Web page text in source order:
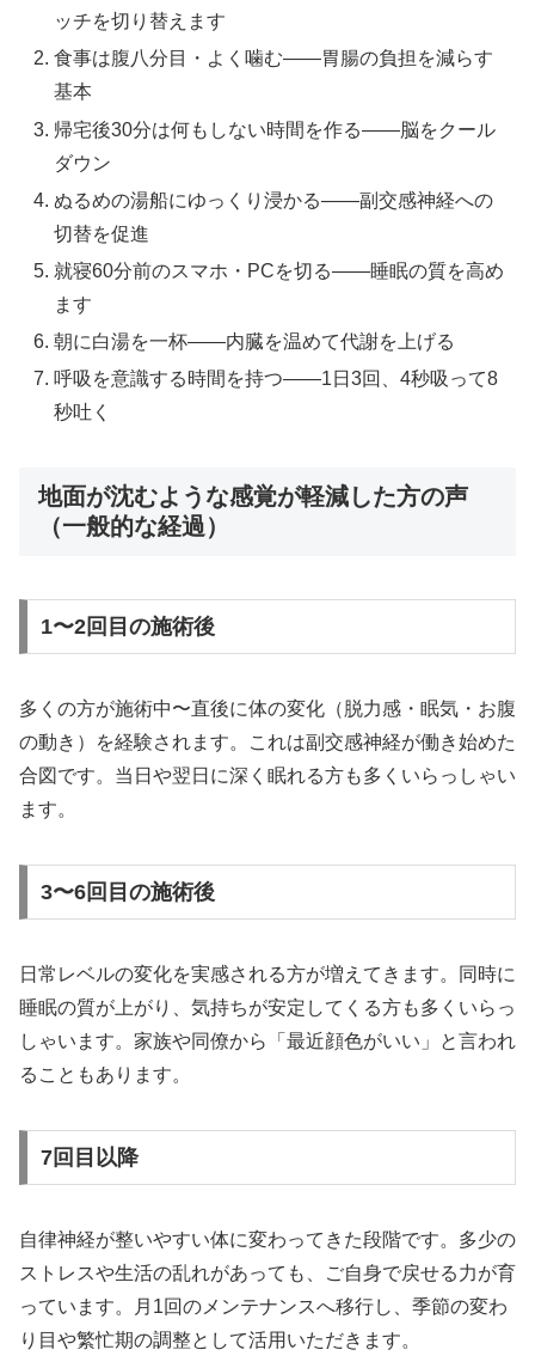
ッチを切り替えます
食事は腹八分目・よく噛む——胃腸の負担を減らす
基本
帰宅後30分は何もしない時間を作る——脳をクール
ダウン
ぬるめの湯船にゆっくり浸かる——副交感神経への
切替を促進
就寝60分前のスマホ・PCを切る——睡眠の質を高め
ます
朝に白湯を一杯——内臓を温めて代謝を上げる
呼吸を意識する時間を持つ——1日3回、4秒吸って8
秒吐く
地面が沈むような感覚が軽減した方の声
（一般的な経過）
1〜2回目の施術後
多くの方が施術中〜直後に体の変化（脱力感・眠気・お腹
の動き）を経験されます。これは副交感神経が働き始めた
合図です。当日や翌日に深く眠れる方も多くいらっしゃい
ます。
3〜6回目の施術後
日常レベルの変化を実感される方が増えてきます。同時に
睡眠の質が上がり、気持ちが安定してくる方も多くいらっ
しゃいます。家族や同僚から「最近顔色がいい」と言われ
ることもあります。
7回目以降
自律神経が整いやすい体に変わってきた段階です。多少の
ストレスや生活の乱れがあっても、ご自身で戻せる力が育
っています。月1回のメンテナンスへ移行し、季節の変わ
り目や繁忙期の調整として活用いただきます。